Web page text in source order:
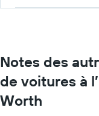
Notes des
de voitures à
Worth